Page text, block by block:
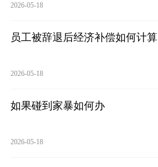
2026-05-18
员工被辞退后经济补偿如何计算
2026-05-18
如果碰到家暴如何办
2026-05-18